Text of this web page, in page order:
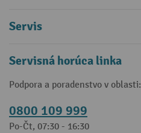
Servis
Servisná horúca linka
Podpora a poradenstvo v oblasti:
0800 109 999
Po-Čt, 07:30 - 16:30